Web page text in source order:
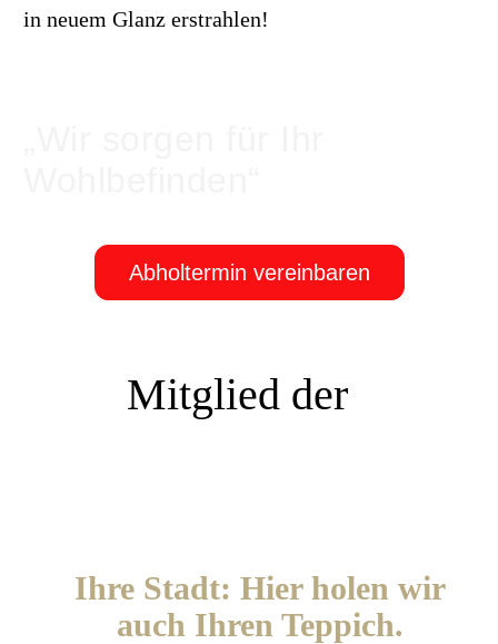
in neuem Glanz erstrahlen!
Abholtermin vereinbaren
Mitglied der
Ihre Stadt: Hier holen wir
auch Ihren Teppich.